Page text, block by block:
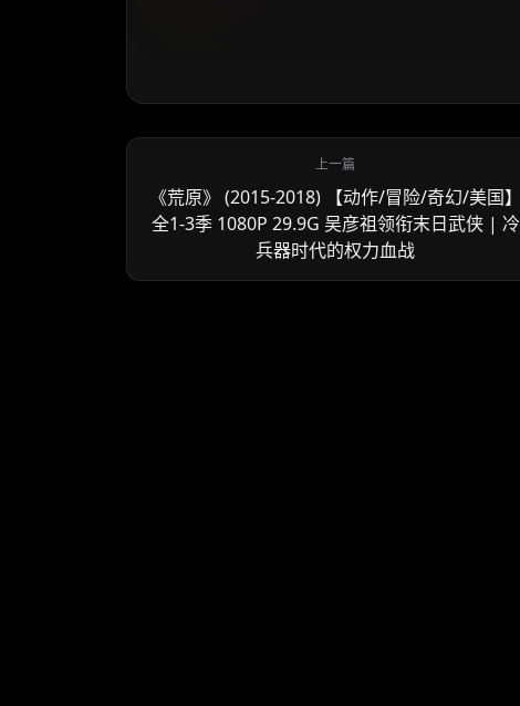
《荒原》 (2015-2018) 【动作/冒险/奇幻/美国】
全1-3季 1080P 29.9G 吴彦祖领衔末日武侠 | 冷
兵器时代的权力血战